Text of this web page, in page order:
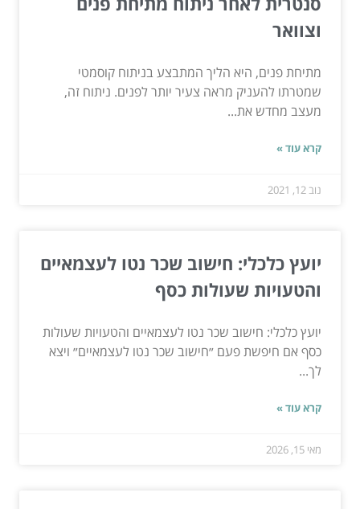
וצוואר
מתיחת פנים, היא הליך המתבצע בניתוח קוסמטי
שמטרתו להעניק מראה צעיר יותר לפנים. ניתוח זה,
מעצב מחדש את...
קרא עוד »
נוב 12, 2021
יועץ כלכלי: חישוב שכר נטו לעצמאיים
והטעויות שעולות כסף
יועץ כלכלי: חישוב שכר נטו לעצמאיים והטעויות שעולות
כסף אם חיפשת פעם ״חישוב שכר נטו לעצמאיים״ ויצא
לך...
קרא עוד »
מאי 15, 2026